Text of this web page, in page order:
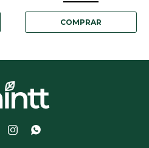
 